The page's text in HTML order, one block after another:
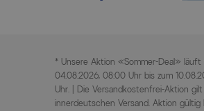
* Unsere Aktion «Sommer-Deal» läuft
04.08.2026, 08:00 Uhr bis zum
Uhr. | Die Versandkostenfrei-Aktion
innerdeutschen Versand. Aktion gültig